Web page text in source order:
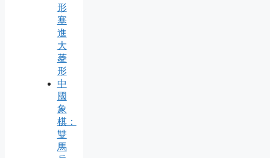
形
塞
進
大
菱
形
中
國
象
棋：
雙
馬